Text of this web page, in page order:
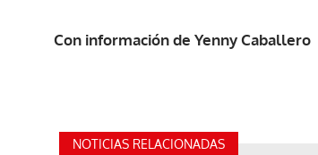
Con información de Yenny Caballero
NOTICIAS RELACIONADAS